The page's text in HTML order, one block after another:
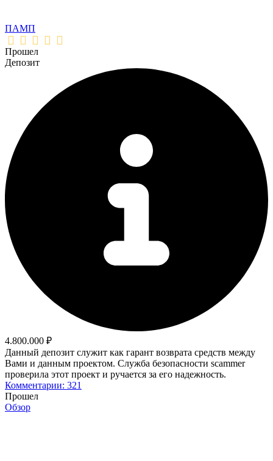
ПАМП
Прошел
Депозит
4.800.000 ₽
Данный депозит служит как гарант возврата средств между
Вами и данным проектом. Служба безопасности scammer
проверила этот проект и ручается за его надежность.
Комментарии: 321
Прошел
Обзор